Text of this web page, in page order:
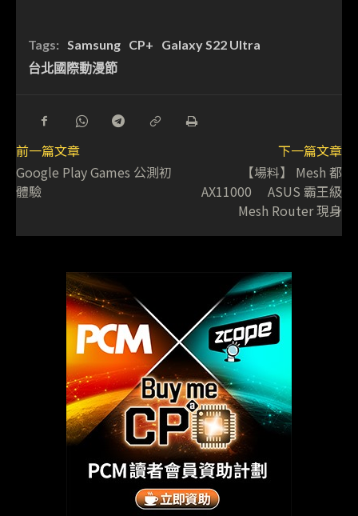
Tags: Samsung CP+
Galaxy S22 Ultra
台北國際動漫節
前一篇文章
Google Play Games 公測初
體驗
下一篇文章
【場料】 Mesh 都
AX11000 ASUS 霸王級
Mesh Router 現身